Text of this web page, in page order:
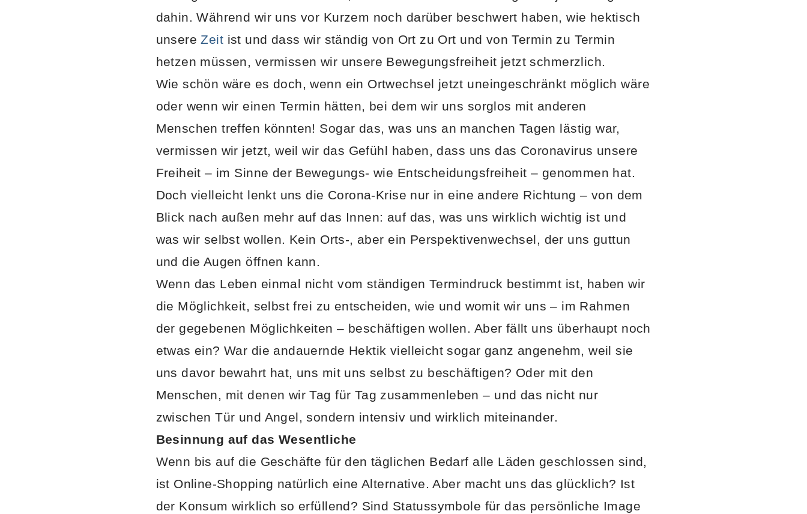
dahin. Während wir uns vor Kurzem noch darüber beschwert haben, wie hektisch
unsereZeit ist und dass wir ständig von Ort zu Ort und von Termin zu Termin
hetzen müssen, vermissen wir unsere Bewegungsfreiheit jetzt schmerzlich.
Wie schön wäre es doch, wenn ein Ortwechsel jetzt uneingeschränkt möglich wäre
oder wenn wir einen Termin hätten, bei dem wir uns sorglos mit anderen
Menschen treffen könnten! Sogar das, was uns an manchen Tagen lästig war,
vermissen wir jetzt, weil wir das Gefühl haben, dass uns das Coronavirus unsere
Freiheit – im Sinne der Bewegungs- wie Entscheidungsfreiheit – genommen hat.
Doch vielleicht lenkt uns die Corona-Krise nur in eine andere Richtung – von dem
Blick nach außen mehr auf das Innen: auf das, was uns wirklich wichtig ist und
was wir selbst wollen. Kein Orts-, aber ein Perspektivenwechsel, der uns guttun
und die Augen öffnen kann.
Wenn das Leben einmal nicht vom ständigen Termindruck bestimmt ist, haben wir
die Möglichkeit, selbst frei zu entscheiden, wie und womit wir uns – im Rahmen
der gegebenen Möglichkeiten – beschäftigen wollen. Aber fällt uns überhaupt noch
etwas ein? War die andauernde Hektik vielleicht sogar ganz angenehm, weil sie
uns davor bewahrt hat, uns mit uns selbst zu beschäftigen? Oder mit den
Menschen, mit denen wir Tag für Tag zusammenleben – und das nicht nur
zwischen Tür und Angel, sondern intensiv und wirklich miteinander.
Besinnung auf das Wesentliche
Wenn bis auf die Geschäfte für den täglichen Bedarf alle Läden geschlossen sind,
ist Online-Shopping natürlich eine Alternative. Aber macht uns das glücklich? Ist
der Konsum wirklich so erfüllend? Sind Statussymbole für das persönliche Image